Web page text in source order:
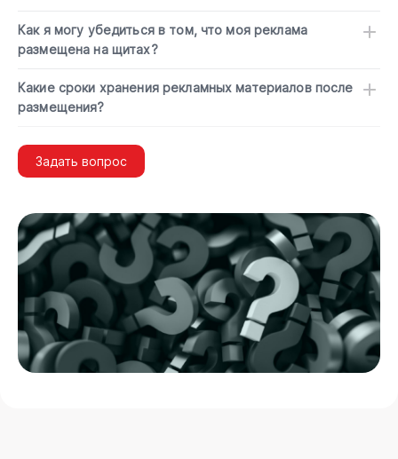
Как я могу убедиться в том, что моя реклама
размещена на щитах?
Какие сроки хранения рекламных материалов после
размещения?
Задать вопрос